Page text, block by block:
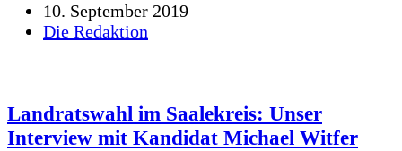
10. September 2019
Die Redaktion
Landratswahl im Saalekreis: Unser
Interview mit Kandidat Michael Witfer